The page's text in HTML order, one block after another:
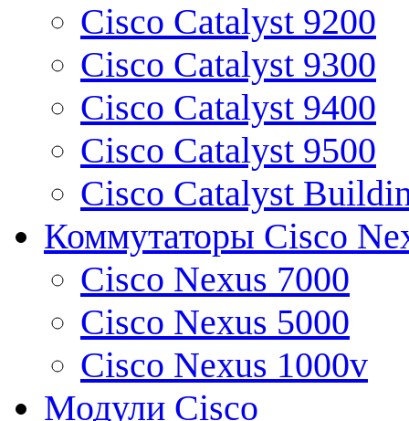
Cisco Catalyst 9200
Cisco Catalyst 9300
Cisco Catalyst 9400
Cisco Catalyst 9500
Cisco Catalyst
Коммутаторы Cisco
Cisco Nexus 7000
Cisco Nexus 5000
Cisco Nexus 1000v
Модули Cisco